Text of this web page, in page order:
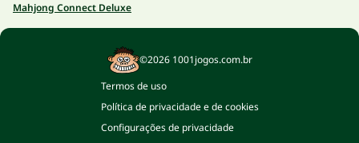
Mahjong Connect Deluxe
©2026 1001jogos.com.br
Termos de uso
Política de privacidade e de cookies
Configurações de privacidade